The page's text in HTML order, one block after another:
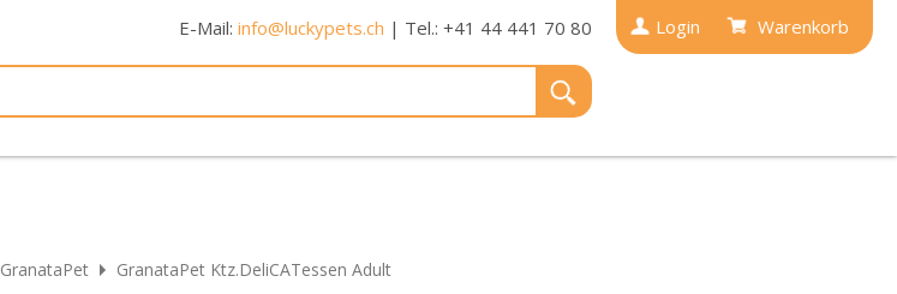
Login Warenkorb
E-Mail: info@luckypets.ch | Tel.: +41 44 441 70 80
GranataPet GranataPet Ktz.DeliCATessen Adult